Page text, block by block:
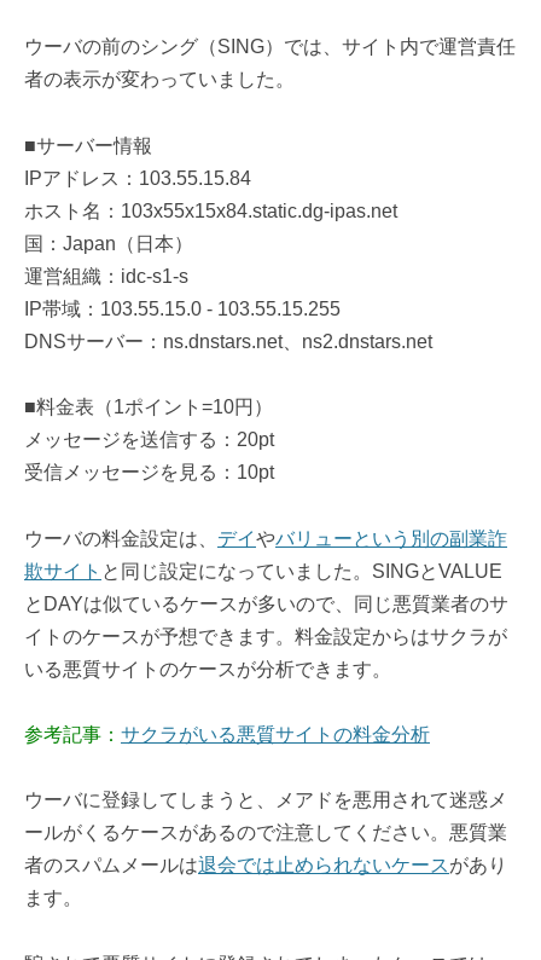
ウーバの前のシング（SING）では、サイト内で運営責任
者の表示が変わっていました。
■サーバー情報
IPアドレス：103.55.15.84
ホスト名：103x55x15x84.static.dg-ipas.net
国：Japan（日本）
運営組織：idc-s1-s
IP帯域：103.55.15.0 - 103.55.15.255
DNSサーバー：ns.dnstars.net、ns2.dnstars.net
■料金表（1ポイント=10円）
メッセージを送信する：20pt
受信メッセージを見る：10pt
ウーバの料金設定は、 デイやバリューという別の副業詐
欺サイト と同じ設定になっていました。SINGとVALUE
とDAYは似ているケースが多いので、同じ悪質業者のサ
イトのケースが予想できます。料金設定からはサクラが
いる悪質サイトのケースが分析できます。
参考記事： サクラがいる悪質サイトの料金分析
ウーバに登録してしまうと、メアドを悪用されて迷惑メ
ールがくるケースがあるので注意してください。悪質業
者のスパムメールは退会では止められないケースがあり
ます。